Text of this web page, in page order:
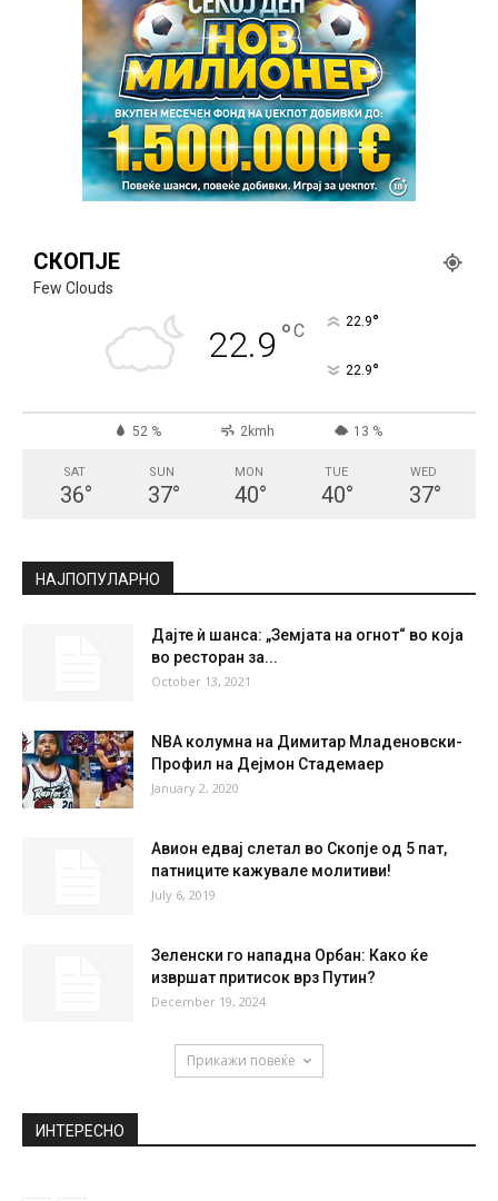
СКОПЈЕ
Few Clouds
22.9 °C 22.9°
22.9°
52 % 2kmh 13 %
SAT
36°
SUN
37°
MON
40°
TUE
40°
WED
37°
НАЈПОПУЛАРНО
Дајте ѝ шанса: „Земјата на огнот“ во која
во ресторан за...
October 13, 2021
NBA колумна на Димитар Младеновски-
Профил на Дејмон Стадемаер
January 2, 2020
Авион eдвај слетал во Скопје од 5 пат,
патниците кажувале молитиви!
July 6, 2019
Зеленски го нападна Орбан: Како ќе
извршат притисок врз Путин?
December 19, 2024
Прикажи повеќе
ИНТЕРЕСНО